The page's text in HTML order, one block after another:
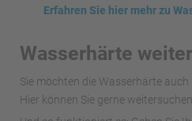
Erfahren Sie hier mehr zu
Wasserhärte
Sie möchten die Wasserhärte
Hier können Sie gerne